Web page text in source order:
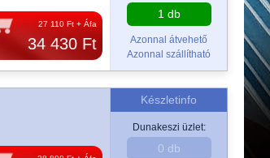
27 110 Ft + Áfa
34 430 Ft
1 db
Azonnal átvehető
Azonnal szállítható
Készletinfo
Dunakeszi üzlet:
0 db